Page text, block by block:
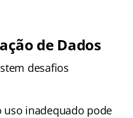
de Dados
desafios
uso inadequado pode